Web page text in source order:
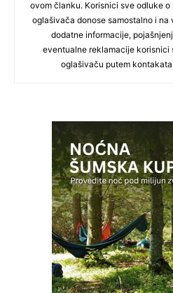
ovom članku. Korisnici sve odluke
oglašivača donose samostalno i
dodatne informacije,
eventualne reklamacije korisnici
oglašivaču putem